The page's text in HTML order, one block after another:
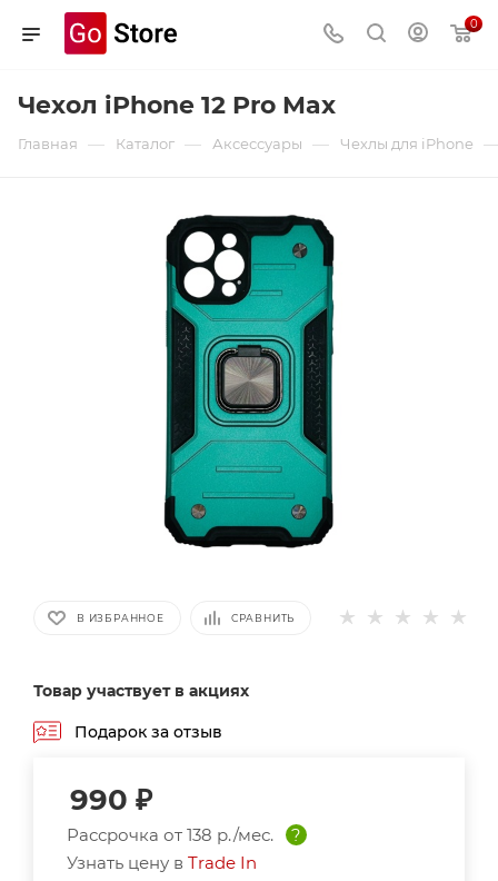
0
Чехол iPhone 12 Pro Max
Главная — Каталог — Аксессуары — Чехлы для iPhone
В ИЗБРАННОЕ СРАВНИТЬ
Товар участвует в акциях
Подарок за отзыв
990 ₽
Рассрочка от 138 р./мес.
?
Узнать цену в Trade In